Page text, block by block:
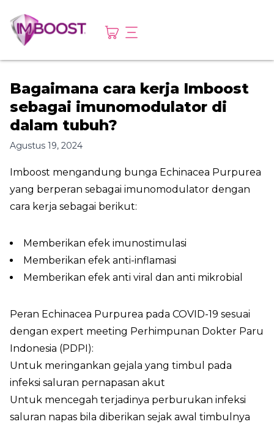
Bagaimana cara kerja Imboost
sebagai imunomodulator di
dalam tubuh?
Agustus 19, 2024
Imboost mengandung bunga Echinacea Purpurea
yang berperan sebagai imunomodulator dengan
cara kerja sebagai berikut:
Memberikan efek imunostimulasi
Memberikan efek anti-inflamasi
Memberikan efek anti viral dan anti mikrobial
Peran Echinacea Purpurea pada COVID-19 sesuai
dengan expert meeting Perhimpunan Dokter Paru
Indonesia (PDPI):
Untuk meringankan gejala yang timbul pada
infeksi saluran pernapasan akut
Untuk mencegah terjadinya perburukan infeksi
saluran napas bila diberikan sejak awal timbulnya